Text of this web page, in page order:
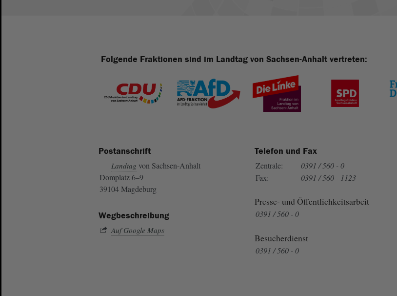
Folgende Fraktionen sind im Landtag von Sachsen-Anhalt vertreten:
Postanschrift
Landtag von Sachsen-Anhalt
Domplatz 6–9
39104 Magdeburg
Wegbeschreibung
Auf Google Maps
Telefon und Fax
Zentrale:
0391 / 560 - 0
Fax:
0391 / 560 - 1123
Presse- und Öffentlichkeitsarbeit
0391 / 560 - 0
Besucherdienst
0391 / 560 - 0